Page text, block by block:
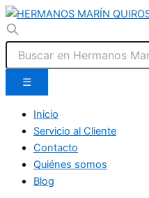
☰
Inicio
Servicio al Cliente
Contacto
Quiénes somos
Blog